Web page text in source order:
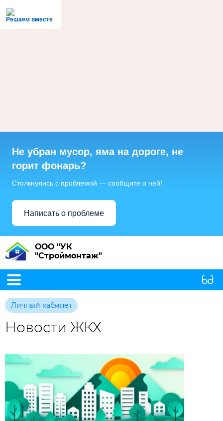
Решаем вместе
Не убран мусор, яма на дороге, не
горит фонарь?
Столкнулись с проблемой — сообщите о ней!
Написать о проблеме
ООО "УК
"Строймонтаж"
Личный кабинет
Новости ЖКХ